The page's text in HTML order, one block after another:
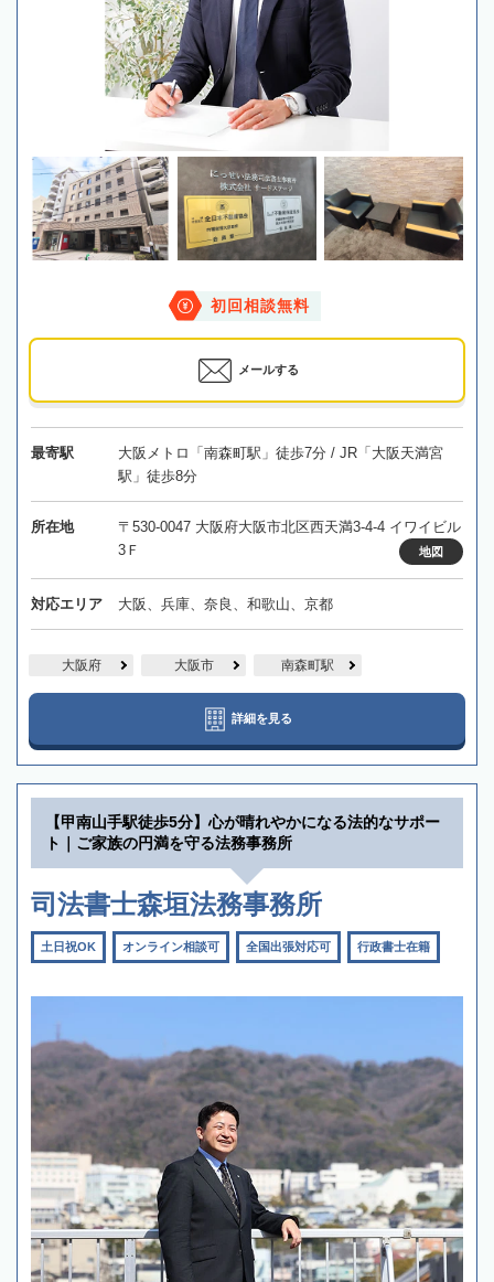
初回相談無料
メールする
最寄駅
大阪メトロ「南森町駅」徒歩7分 / JR「大阪天満宮
駅」徒歩8分
所在地
〒530-0047 大阪府大阪市北区西天満3-4-4 イワイビル
3Ｆ
地図
対応エリア 大阪、兵庫、奈良、和歌山、京都
大阪府 大阪市 南森町駅
詳細を見る
【甲南山手駅徒歩5分】心が晴れやかになる法的なサポー
ト｜ご家族の円満を守る法務事務所
司法書士森垣法務事務所
土日祝OK オンライン相談可 全国出張対応可 行政書士在籍